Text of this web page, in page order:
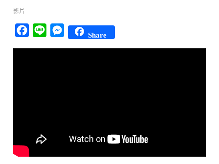
影片
Facebook
Line Messenger
Share